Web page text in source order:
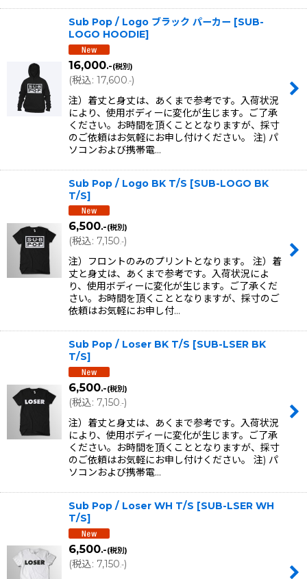
Sub Pop / Logo ブラック パーカー [SUB-
LOGO HOODIE]
16,000.-(税別)
(税込: 17,600 .-)
注）着丈と身丈は、あくまで参考です。入荷状況
により、使用ボディーに変化が生じます。ご了承
ください。お時間を頂くこととなりますが、採寸
のご依頼はお気軽にお申し付けください。 注) パ
ソコンおよび携帯電…
Sub Pop / Logo BK T/S [SUB-LOGO BK
T/S]
6,500.-(税別)
(税込: 7,150.-)
注）フロントのみのプリントとなります。 注）着
丈と身丈は、あくまで参考です。入荷状況によ
り、使用ボディーに変化が生じます。ご了承くだ
さい。お時間を頂くこととなりますが、採寸のご
依頼はお気軽にお申し付…
Sub Pop / Loser BK T/S [SUB-LSER BK
T/S]
6,500.-(税別)
(税込: 7,150.-)
注）着丈と身丈は、あくまで参考です。入荷状況
により、使用ボディーに変化が生じます。ご了承
ください。お時間を頂くこととなりますが、採寸
のご依頼はお気軽にお申し付けください。 注) パ
ソコンおよび携帯電…
Sub Pop / Loser WH T/S [SUB-LSER WH
T/S]
6,500.-(税別)
(税込: 7,150.-)